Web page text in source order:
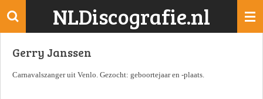
Ga
de
NLDiscografie.nl
Gerry Janssen
Carnavalszanger uit Venlo. Gezocht: geboortejaar en -plaats.